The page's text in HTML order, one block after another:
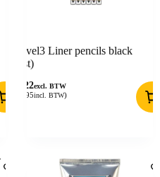
Level3 Liner pencils black
(6st)
8,22excl. BTW
9,95incl. BTW)